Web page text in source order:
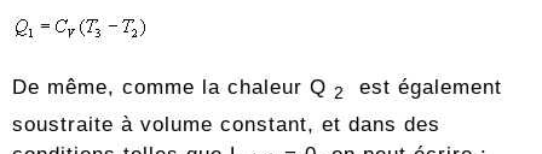
De même, comme la chaleur Q 2
est également
soustraite à volume constant, et dans des